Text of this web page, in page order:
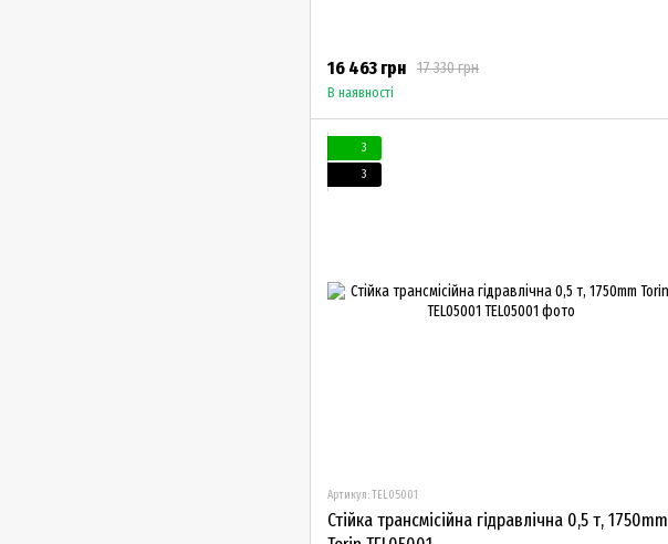
17 330 грн
16 463 грн
В наявності
3
3
Артикул: TEL05001
Стійка трансмісійна гідравлічна 0,5 т, 1750mm